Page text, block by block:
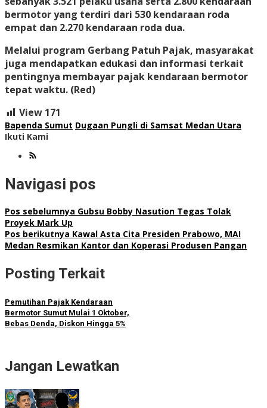
bermotor yang terdiri dari 530 kendaraan roda
empat dan 2.270 kendaraan roda dua.
Melalui program Gerbang Patuh Pajak, masyarakat
juga mendapatkan edukasi dan informasi terkait
pentingnya membayar pajak kendaraan bermotor
tepat waktu. (Red)
View 171
Bapenda Sumut Dugaan Pungli di Samsat Medan Utara
Ikuti Kami
Navigasi pos
Pos sebelumnya Gubsu Bobby Nasution Tegas Tolak
Proyek Mark Up
Pos berikutnya Kawal Asta Cita Presiden Prabowo, MAI
Medan Resmikan Kantor dan Koperasi Produsen Pangan
Posting Terkait
Pemutihan Pajak Kendaraan
Bermotor Sumut Mulai 1 Oktober,
Bebas Denda, Diskon Hingga 5%
Jangan Lewatkan